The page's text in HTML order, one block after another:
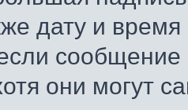
дату и
они могут